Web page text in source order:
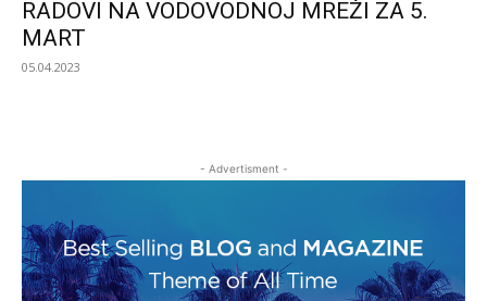
RADOVI NA VODOVODNOJ MREŽI ZA 5.
MART
05.04.2023
- Advertisment -